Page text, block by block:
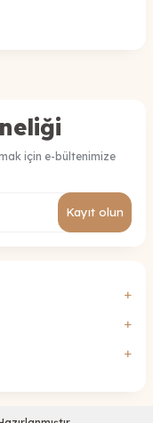
için e-bültenimize
Kayıt olun